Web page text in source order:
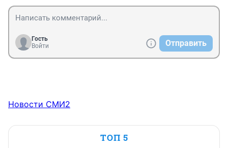
Гость
Войти
Отправить
Новости СМИ2
ТОП 5